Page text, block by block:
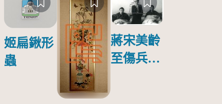
姬扁鍬形
蟲
蔣宋美齡
至傷兵醫
傷日本戰